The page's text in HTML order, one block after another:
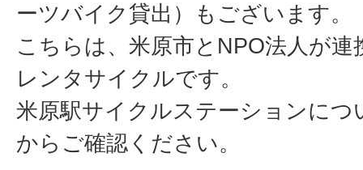
ーツバイク貸出）もございます。
こちらは、米原市とNPO法人が
レンタサイクルです。
米原駅サイクルステーションにつ
からご確認ください。